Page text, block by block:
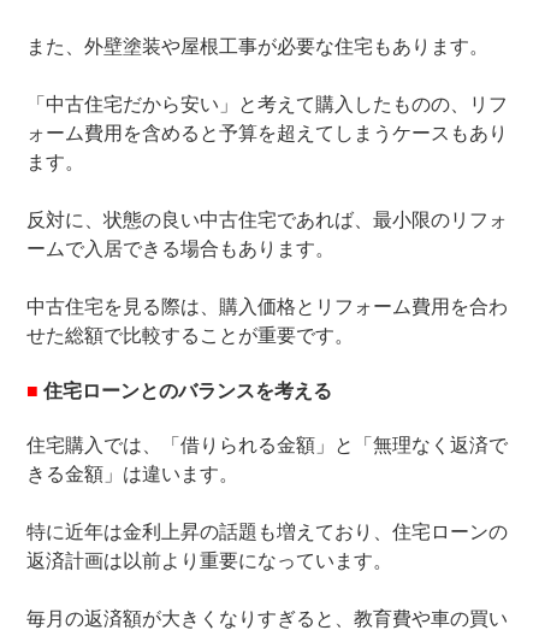
また、外壁塗装や屋根工事が必要な住宅もあります。
「中古住宅だから安い」と考えて購入したものの、リフ
ォーム費用を含めると予算を超えてしまうケースもあり
ます。
反対に、状態の良い中古住宅であれば、最小限のリフォ
ームで入居できる場合もあります。
中古住宅を見る際は、購入価格とリフォーム費用を合わ
せた総額で比較することが重要です。
■ 住宅ローンとのバランスを考える
住宅購入では、「借りられる金額」と「無理なく返済で
きる金額」は違います。
特に近年は金利上昇の話題も増えており、住宅ローンの
返済計画は以前より重要になっています。
毎月の返済額が大きくなりすぎると、教育費や車の買い